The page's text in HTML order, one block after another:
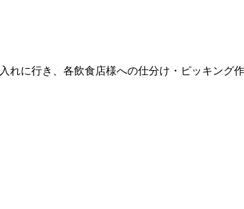
れに行き、各飲食店様への仕分け・ピッキング